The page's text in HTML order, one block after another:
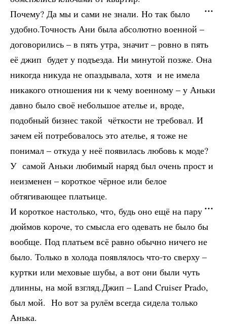
Почему? Да мы и сами не знали. Но так было
удобно.Точность Ани была абсолютно военной –
договорились – в пять утра, значит – ровно в пять
её джип будет у подъезда. Ни минутой позже. Она
никогда никуда не опаздывала, хотя и не имела
никакого отношения ни к чему военному – у Аньки
давно было своё небольшое ателье и, вроде,
подобный бизнес такой чёткости не требовал. И
зачем ей потребовалось это ателье, я тоже не
понимал – откуда у неё появилась любовь к моде?
У самой Аньки любимый наряд был очень прост и
неизменен – короткое чёрное или белое
обтягивающее платьице.
И короткое настолько, что, будь оно ещё на пару
дюймов короче, то смысла его одевать не было бы
вообще. Под платьем всё равно обычно ничего не
было. Только в холода появлялось что-то сверху –
куртки или меховые шубы, а вот они были чуть
длинны, на мой взгляд.Джип – Land Cruiser Prado,
был мой. Но вот за рулём всегда сидела только
Анька.